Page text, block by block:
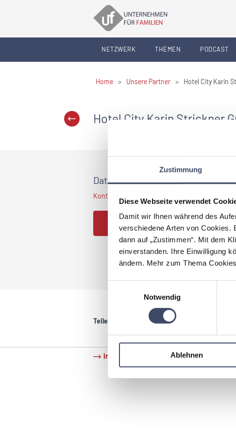
Zustimmung
Diese Webseite verwendet
Damit wir Ihnen während des
verschiedene Arten von Cookies.
dann auf „Zustimmen“. Mit dem
einverstanden. Ihre Einwilligung
ändern. Mehr zum Thema
Notwendig
Ablehnen
NETZWERK THEMEN PODCAST
Home > Unsere Partner > Hotel City Karin
Hotel City Karin Strickner
Daten und Fakten
Kontaktdaten sind nur für Premium Mitglieder
JETZT PARTNER WERDEN
Teilen:
Impressum Datenschutz